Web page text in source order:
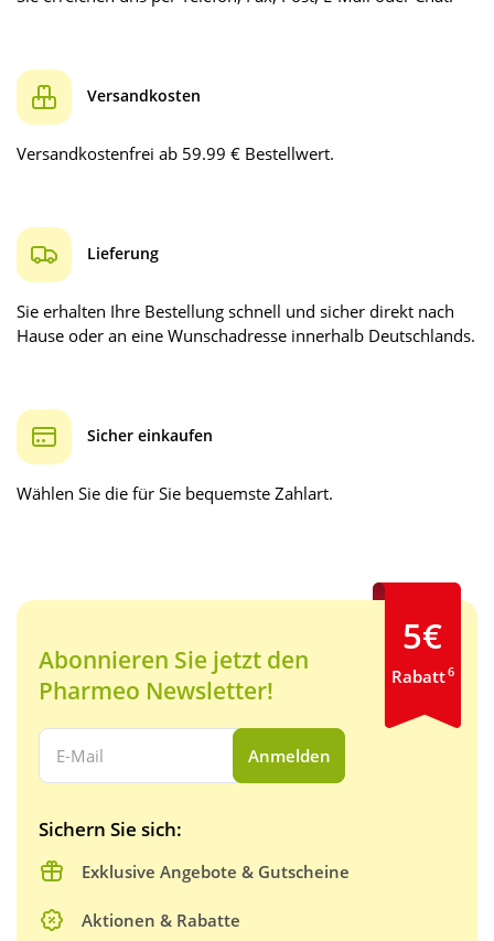
Versandkosten
Versandkostenfrei ab 59.99 € Bestellwert.
Lieferung
Sie erhalten Ihre Bestellung schnell und sicher direkt nach
Hause oder an eine Wunschadresse innerhalb Deutschlands.
Sicher einkaufen
Wählen Sie die für Sie bequemste Zahlart.
Abonnieren Sie jetzt den
Pharmeo Newsletter!
Ihre E-Mail Adresse:
Anmelden
Sichern Sie sich:
Exklusive Angebote & Gutscheine
Aktionen & Rabatte
5€
Rabatt6